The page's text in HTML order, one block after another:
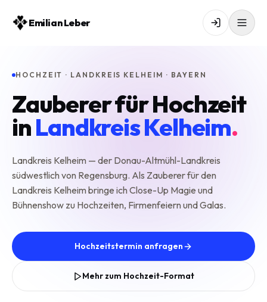
Emilian Leber
HOCHZEIT · LANDKREIS KELHEIM · BAYERN
Zauberer für Hochzeit
inLandkreis Kelheim.
Landkreis Kelheim — der Donau-Altmühl-Landkreis
südwestlich von Regensburg. Als Zauberer für den
Landkreis Kelheim bringe ich Close-Up Magie und
Bühnenshow zu Hochzeiten, Firmenfeiern und Galas.
Hochzeitstermin anfragen
Mehr zum Hochzeit-Format